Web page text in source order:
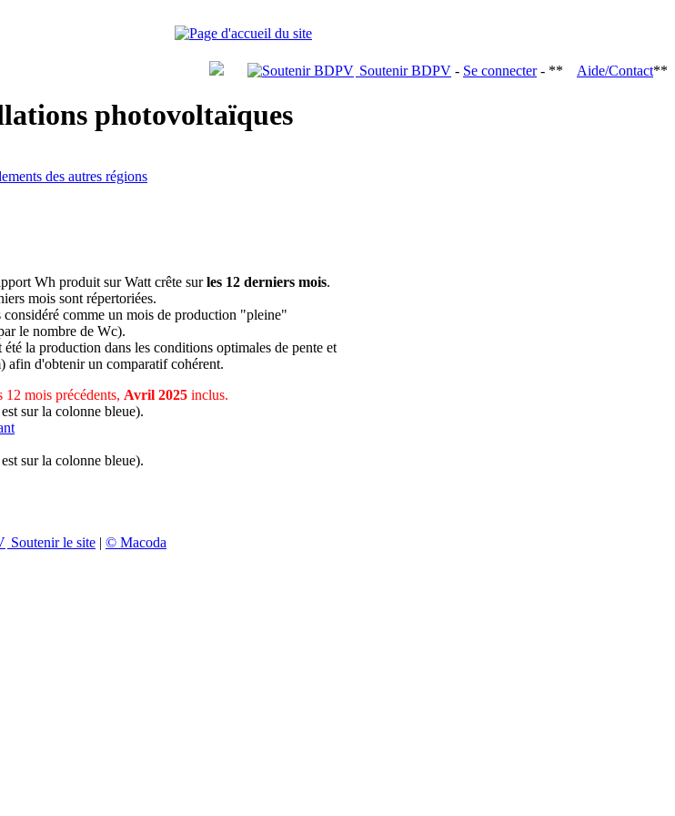
Soutenir BDPV - Se connecter- ** Aide/Contact**
photovoltaïques
des autres régions
Wh produit sur Watt crête surles 12 derniers mois.
mois sont répertoriées.
comme un mois de production "pleine"
le nombre de Wc).
la production dans les conditions optimales de pente et
d'obtenir un comparatif cohérent.
12 mois précédents, Avril 2025inclus.
sur la colonne bleue).
sur la colonne bleue).
Soutenir le site | © Macoda